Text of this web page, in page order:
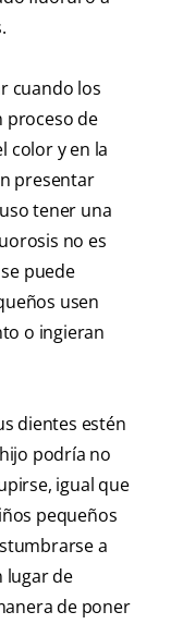
cuando los
proceso de
color y en la
presentar
tener una
no es
puede
usen
o ingieran
dientes estén
podría no
igual que
pequeños
a
lugar de
de poner